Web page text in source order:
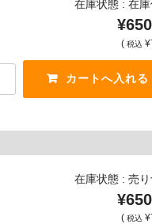
在庫状態 : 在
¥650
( 税込
在庫状態 : 売
¥650
( 税込